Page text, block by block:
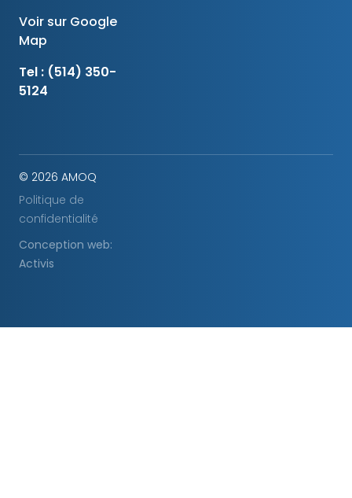
Voir sur Google
Map
Tel : (514) 350-
5124
© 2026 AMOQ
Politique de
confidentialité
Conception web:
Activis